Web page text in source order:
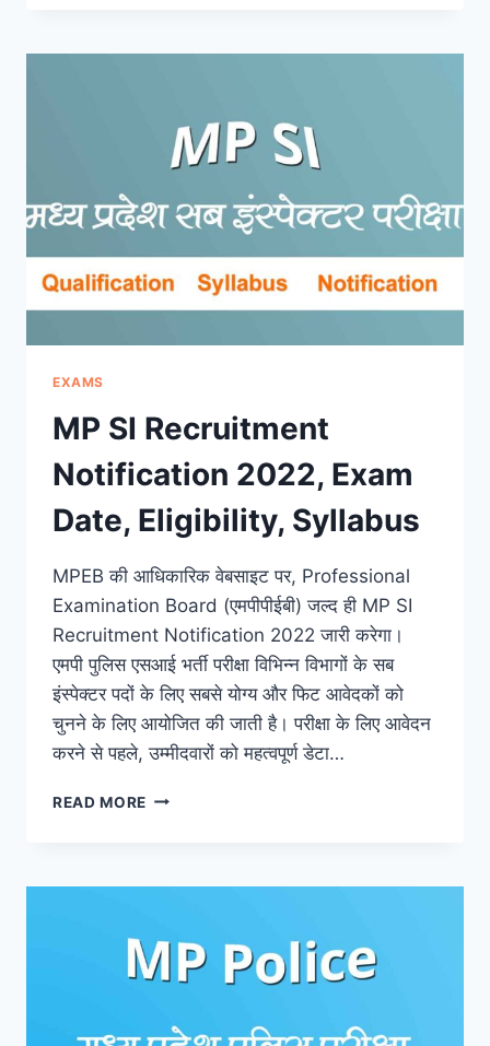
और
SELECTION
BOARD
परीक्षा
और
कराता
है?
EXAMS
MP SI Recruitment
Notification 2022, Exam
Date, Eligibility, Syllabus
MPEB की आधिकारिक वेबसाइट पर, Professional
Examination Board (एमपीपीईबी) जल्द ही MP SI
Recruitment Notification 2022 जारी करेगा।
एमपी पुलिस एसआई भर्ती परीक्षा विभिन्न विभागों के सब
इंस्पेक्टर पदों के लिए सबसे योग्य और फिट आवेदकों को
चुनने के लिए आयोजित की जाती है। परीक्षा के लिए आवेदन
करने से पहले, उम्मीदवारों को महत्वपूर्ण डेटा…
READ MORE MP
2022,
ELIGIBILITY,
SYLLABUS